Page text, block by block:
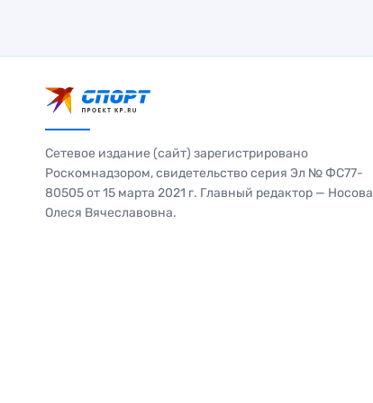
Сетевое издание (сайт) зарегистрировано
Роскомнадзором, свидетельство серия Эл № ФС77-
80505 от 15 марта 2021 г. Главный редактор — Носова
Олеся Вячеславовна.